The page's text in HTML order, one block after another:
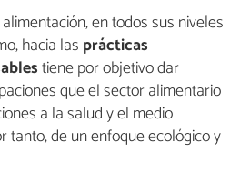
en todos sus niveles
hacia las prácticas
tiene por objetivo dar
que el sector alimentario
a la salud y el medio
tanto, de un enfoque ecológico y